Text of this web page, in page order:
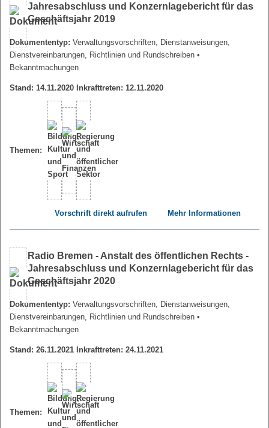
Jahresabschluss und Konzernlagebericht für das
Geschäftsjahr 2019
Dokumententyp: Verwaltungsvorschriften, Dienstanweisungen,
Dienstvereinbarungen, Richtlinien und Rundschreiben •
Bekanntmachungen
Stand: 14.11.2020 Inkrafttreten: 12.11.2020
Themen:
Vorschrift direkt aufrufen Mehr Informationen
Radio Bremen - Anstalt des öffentlichen Rechts -
Jahresabschluss und Konzernlagebericht für das
Geschäftsjahr 2020
Dokumententyp: Verwaltungsvorschriften, Dienstanweisungen,
Dienstvereinbarungen, Richtlinien und Rundschreiben •
Bekanntmachungen
Stand: 26.11.2021 Inkrafttreten: 24.11.2021
Themen: